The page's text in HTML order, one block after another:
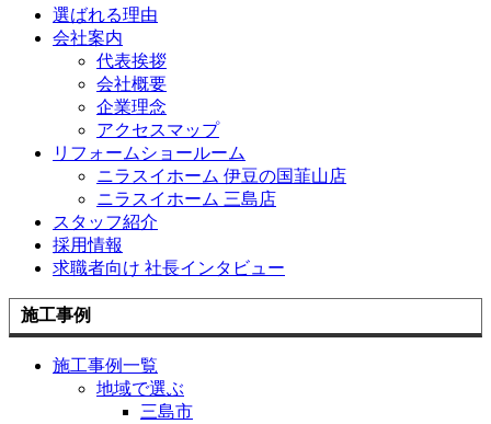
選ばれる理由
会社案内
代表挨拶
会社概要
企業理念
アクセスマップ
リフォームショールーム
ニラスイホーム 伊豆の国韮山店
ニラスイホーム 三島店
スタッフ紹介
採用情報
求職者向け 社長インタビュー
施工事例
施工事例一覧
地域で選ぶ
三島市